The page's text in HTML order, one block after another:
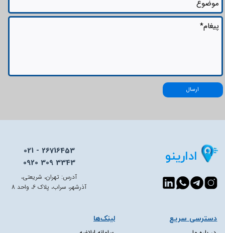
ارسال
ادارینو
021 - 26716453
0920 309 3343
دسترسی سریع​​​​​​​ لینک‌ها
آدرس: تهران، شریعتی،
آذرشهر، سراب، پلاک 6، واحد 8